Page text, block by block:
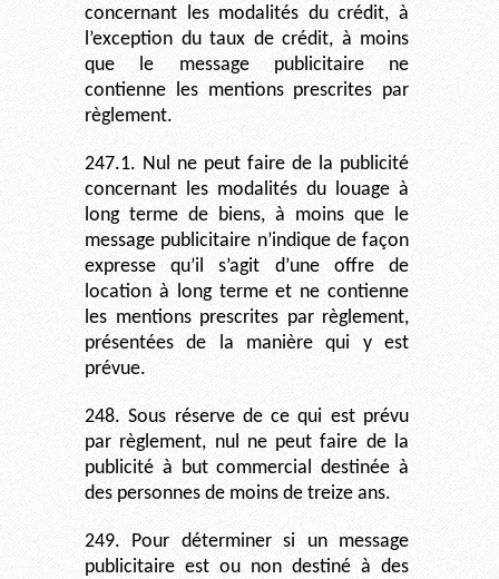
concernant les modalités du crédit, à
l’exception du taux de crédit, à moins
que le message publicitaire ne
contienne les mentions prescrites par
règlement.
247.1. Nul ne peut faire de la publicité
concernant les modalités du louage à
long terme de biens, à moins que le
message publicitaire n’indique de façon
expresse qu’il s’agit d’une offre de
location à long terme et ne contienne
les mentions prescrites par règlement,
présentées de la manière qui y est
prévue.
248. Sous réserve de ce qui est prévu
par règlement, nul ne peut faire de la
publicité à but commercial destinée à
des personnes de moins de treize ans.
249. Pour déterminer si un message
publicitaire est ou non destiné à des